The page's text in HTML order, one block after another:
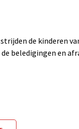
de kinderen
beledigingen en